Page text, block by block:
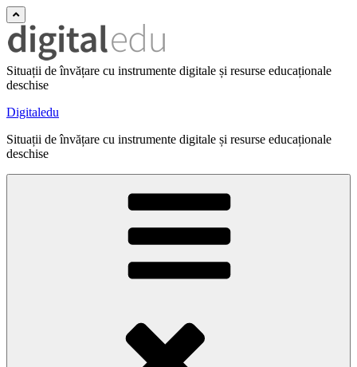
Situații de învățare cu instrumente digitale și resurse educaționale
deschise
Digitaledu
Situații de învățare cu instrumente digitale și resurse educaționale
deschise